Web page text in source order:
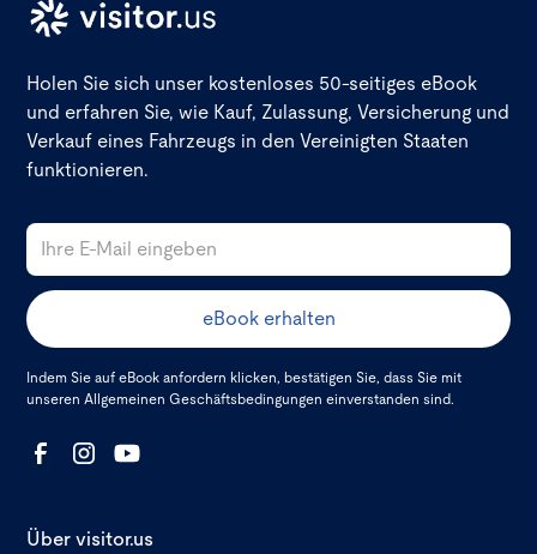
Holen Sie sich unser kostenloses 50-seitiges eBook
und erfahren Sie, wie Kauf, Zulassung, Versicherung und
Verkauf eines Fahrzeugs in den Vereinigten Staaten
funktionieren.
Indem Sie auf eBook anfordern klicken, bestätigen Sie, dass Sie mit
unseren Allgemeinen Geschäftsbedingungen einverstanden sind.
Über visitor.us